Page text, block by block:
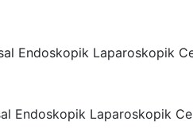
Endoskopik Laparoskopik
Endoskopik Laparoskopik